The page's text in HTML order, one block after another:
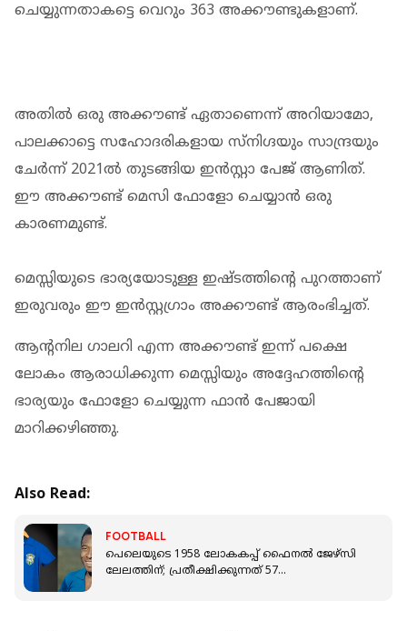
ചെയ്യുന്നതാകട്ടെ വെറും 363 അക്കൗണ്ടുകളാണ്.
അതിൽ ഒരു അക്കൗണ്ട് ഏതാണെന്ന് അറിയാമോ,
പാലക്കാട്ടെ സഹോദരികളായ സ്നിഗ്ദയും സാന്ദ്രയും
ചേർന്ന് 2021ൽ തുടങ്ങിയ ഇൻസ്റ്റാ പേജ് ആണിത്.
ഈ അക്കൗണ്ട് മെസി ഫോളോ ചെയ്യാൻ ഒരു
കാരണമുണ്ട്.
മെസ്സിയുടെ ഭാര്യയോടുള്ള ഇഷ്ടത്തിന്‍റെ പുറത്താണ്
ഇരുവരും ഈ ഇൻസ്റ്റഗ്രാം അക്കൗണ്ട് ആരംഭിച്ചത്.
ആന്‍റനില ഗാലറി എന്ന അക്കൗണ്ട് ഇന്ന് പക്ഷെ
ലോകം ആരാധിക്കുന്ന മെസ്സിയും അദ്ദേഹത്തിന്‍റെ
ഭാര്യയും ഫോളോ ചെയ്യുന്ന ഫാൻ പേജായി
മാറിക്കഴിഞ്ഞു.
Also Read:
FOOTBALL
പെലെയുടെ 1958 ലോകകപ്പ് ഫൈനൽ ജേഴ്സി
ലേലത്തിന്; പ്രതീക്ഷിക്കുന്നത് 57